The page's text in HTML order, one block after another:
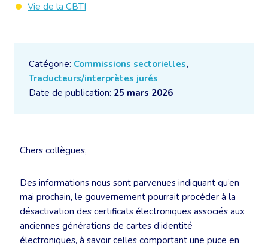
Catégorie: Commissions sectorielles,
Traducteurs/interprètes jurés
Date de publication: 25 mars 2026
Chers collègues,
Des informations nous sont parvenues indiquant qu’en
mai prochain, le gouvernement pourrait procéder à la
désactivation des certificats électroniques associés aux
anciennes générations de cartes d’identité
électroniques, à savoir celles comportant une puce en
Vie de la CBTI